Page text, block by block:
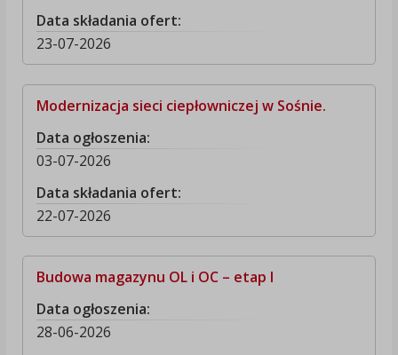
Data składania ofert:
23-07-2026
Modernizacja sieci ciepłowniczej w Sośnie.
Data ogłoszenia:
03-07-2026
Data składania ofert:
22-07-2026
Budowa magazynu OL i OC – etap I
Data ogłoszenia:
28-06-2026